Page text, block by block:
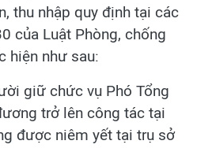
thu nhập quy định tại các
của Luật Phòng, chống
hiện như sau:
giữ chức vụ Phó Tổng
trở lên công tác tại
được niêm yết tại trụ sở